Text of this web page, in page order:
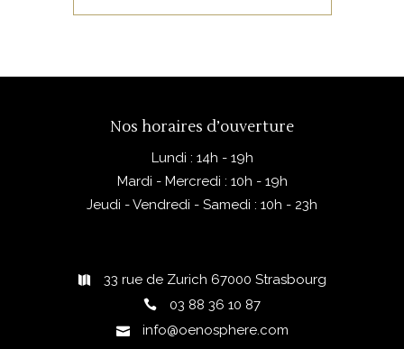
Nos horaires d’ouverture
Lundi : 14h - 19h
Mardi - Mercredi : 10h - 19h
Jeudi - Vendredi - Samedi : 10h - 23h
33 rue de Zurich 67000 Strasbourg
03 88 36 10 87
info@oenosphere.com